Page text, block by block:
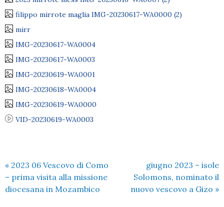
filippo mirrote maglia IMG-20230617-WA0000 (2)
mirr
IMG-20230617-WA0004
IMG-20230617-WA0003
IMG-20230619-WA0001
IMG-20230618-WA0004
IMG-20230619-WA0000
VID-20230619-WA0003
« 2023 06 Vescovo di Como
– prima visita alla missione
diocesana in Mozambico
giugno 2023 – isole
Solomons, nominato il
nuovo vescovo a Gizo »